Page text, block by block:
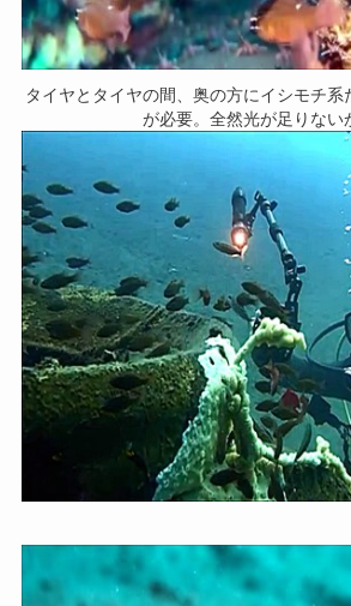
タイヤとタイヤの間、奥の方にイシモチ系
が必要。全然光が足りない